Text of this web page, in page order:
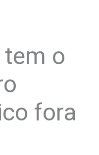
o
fora